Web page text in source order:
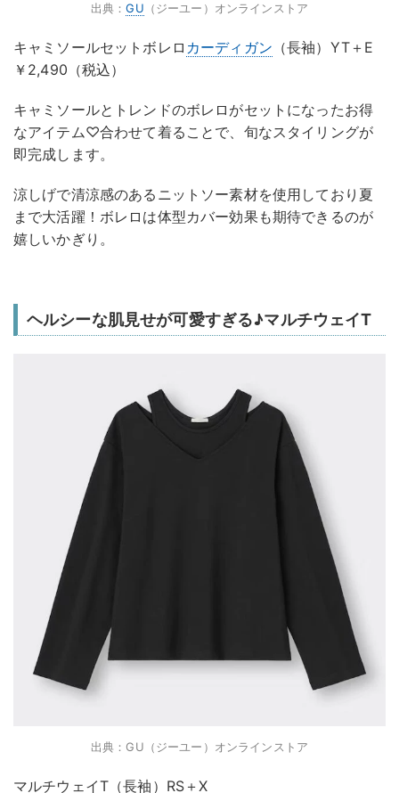
出典：GU （ジーユー）オンラインストア
キャミソールセットボレロ カーディガン （長袖）YT＋E
￥2,490（税込）
キャミソールとトレンドのボレロがセットになったお得
なアイテム♡合わせて着ることで、旬なスタイリングが
即完成します。
涼しげで清涼感のあるニットソー素材を使用しており夏
まで大活躍！ボレロは体型カバー効果も期待できるのが
嬉しいかぎり。
ヘルシーな肌見せが可愛すぎる♪マルチウェイT
出典：GU（ジーユー）オンラインストア
マルチウェイT（長袖）RS＋X